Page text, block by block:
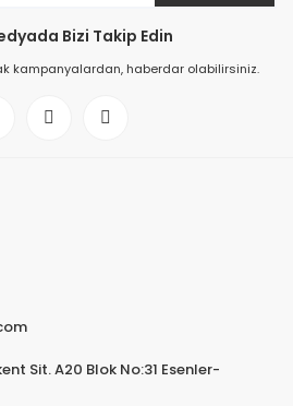
Bizi Takip Edin
kampanyalardan, haberdar olabilirsiniz.
Sit. A20 Blok No:31 Esenler-